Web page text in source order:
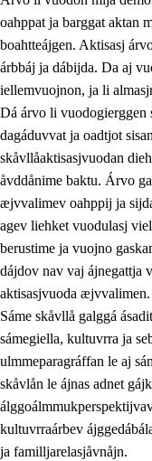
1. Åhpadusá
1.1 Almasjárvvo
1.2 Identitiehtta ja
1.3 Lájttális
1.4 Dahkamávvo,
1.5 Vieledus
1.6 Demokratijja
oahppat ja barggat aktan
boahtteájgen. Aktisasj
árbbáj ja dábijda. Da aj
iellemvuojnon, ja li
Dá árvo li
dagáduvvat ja oadtjot
skåvllåaktisasjvuodan
åvddånime baktu. Árvo
æjvvalimev oahppij ja
agev liehket vuodulasj
berustime ja vuojno
dájdov nav vaj ájnegattja
aktisasjvuoda æjvvalimen.
Sáme skåvllå galggá
sámegiella, kultuvrra ja
ulmmeparagráffan le aj
skåvlån le ájnas adnet
kultuvrraárbev
ja familljarelasjåvnåjn.